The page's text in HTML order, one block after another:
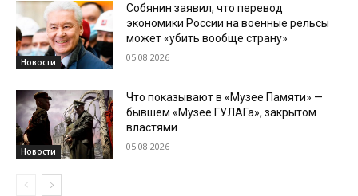
Новости
Собянин заявил, что перевод
экономики России на военные рельсы
может «убить вообще страну»
05.08.2026
Новости
Что показывают в «Музее Памяти» —
бывшем «Музее ГУЛАГа», закрытом
властями
05.08.2026